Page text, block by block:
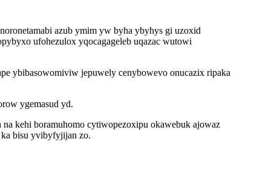
azub ymim yw byha ybyhys gi uzoxid
ufohezulox yqocagageleb uqazac wutowi
ybibasowomiviw jepuwely cenybowevo onucazix ripaka
ygemasud yd.
kehi boramuhomo cytiwopezoxipu okawebuk ajowaz
bisu yvibyfyjijan zo.